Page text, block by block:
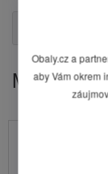
Mohlo by
Obaly.cz a
aby Vám okrem